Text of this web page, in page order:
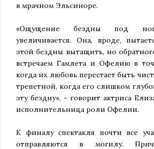
в мрачном Эльсиноре.
«Ощущение бездны под
увеличивается. Она, вроде,
этой бездны вытащить, но
встречаем Гамлета и Офелию в
когда их любовь перестает быть
трепетной, когда его слишком
эту бездну», - говорит актриса
исполнительница роли Офелии.
К финалу спектакля почти все
отправляются в могилу.